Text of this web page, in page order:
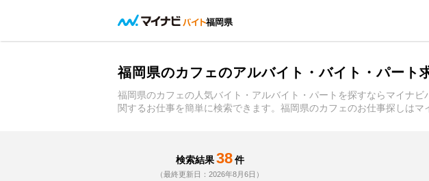
福岡県
福岡県のカフェのアルバイト・バイト・パート
福岡県のカフェの人気バイト・アルバイト・パートを探すならマイナ
関するお仕事を簡単に検索できます。福岡県のカフェのお仕事探しはマ
検索結果 38 件
（最終更新日：2026年8月6日）